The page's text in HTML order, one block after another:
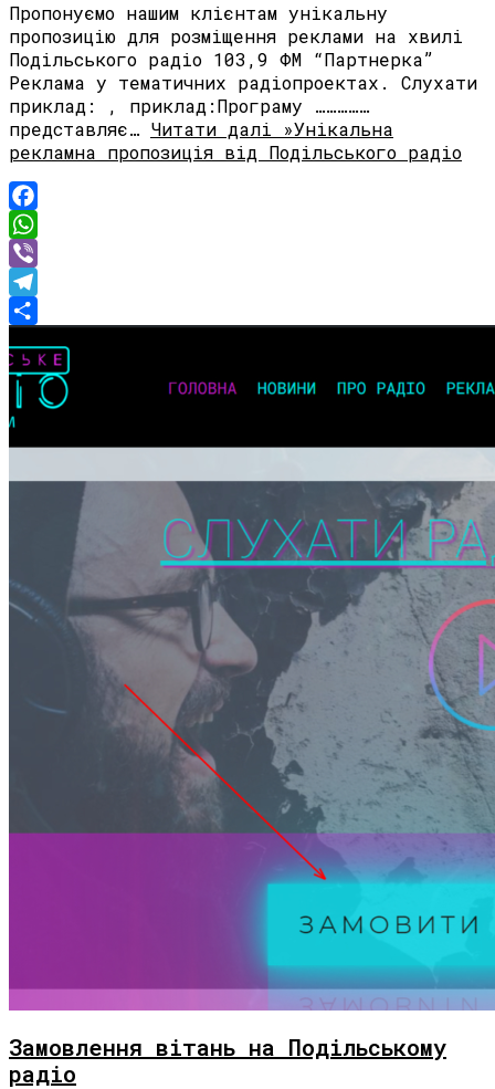
Пропонуємо нашим клієнтам унікальну
пропозицію для розміщення реклами на хвилі
Подільського радіо 103,9 ФМ “Партнерка”
Реклама у тематичних радіопроектах. Слухати
приклад: , приклад:Програму ……………
представляє… Читати далі »Унікальна
рекламна пропозиція від Подільського радіо
Facebook
WhatsApp
Viber
Telegram
Замовлення вітань на Подільському
радіо